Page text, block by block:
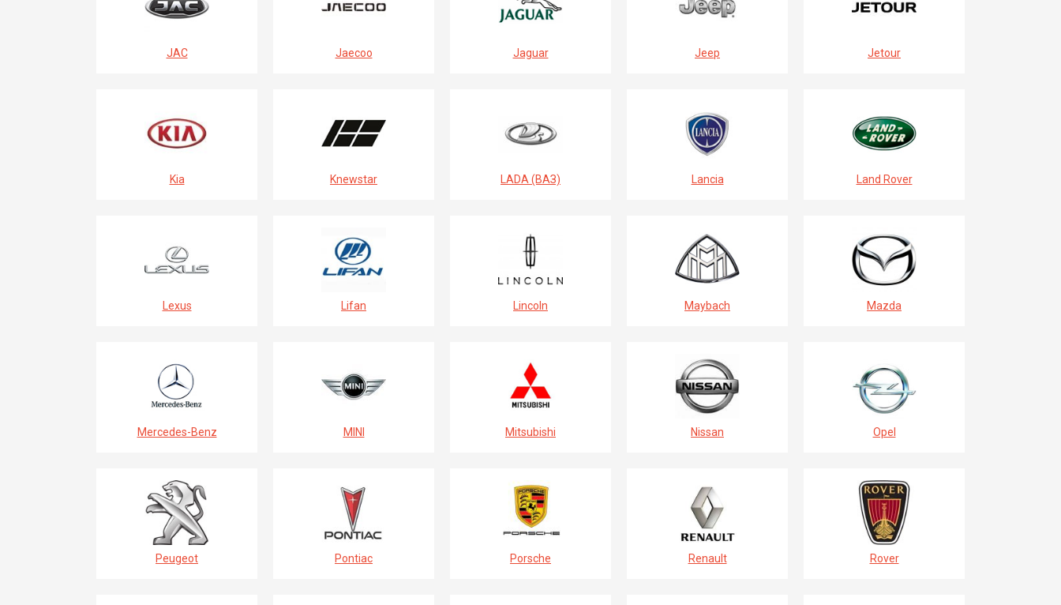
JAC Jaecoo Jaguar Jeep Jetour
Kia Knewstar LADA (ВАЗ) Lancia Land Rover
Lexus Lifan Lincoln Maybach Mazda
Mercedes-Benz MINI Mitsubishi Nissan Opel
Peugeot Pontiac Porsche Renault Rover